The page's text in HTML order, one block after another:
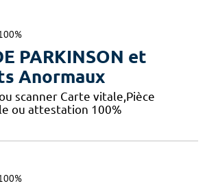
PARKINSON et
Anormaux
scanner Carte vitale,Pièce
ou attestation 100%